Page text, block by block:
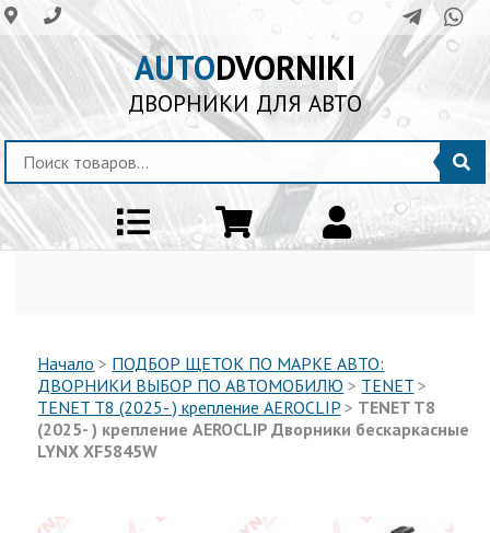
AUTODVORNIKI
ДВОРНИКИ ДЛЯ АВТО
Начало > ПОДБОР ЩЕТОК ПО МАРКЕ АВТО:
ДВОРНИКИ ВЫБОР ПО АВТОМОБИЛЮ > TENET >
TENET T8 (2025- ) крепление AEROCLIP > TENET T8
(2025- ) крепление AEROCLIP Дворники бескаркасные
LYNX XF5845W